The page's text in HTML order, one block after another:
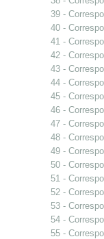
39 -
40 -
41 -
42 -
43 -
44 -
45 -
46 -
47 -
48 -
49 -
50 -
51 -
52 -
53 -
54 -
55 -